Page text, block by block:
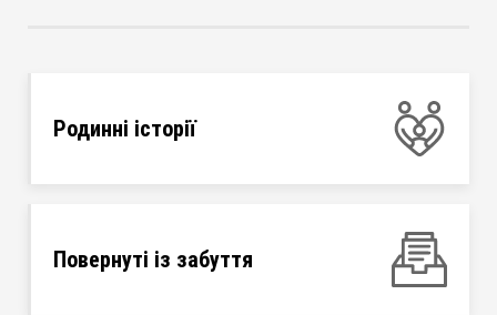
Родинні історії
Повернуті із забуття